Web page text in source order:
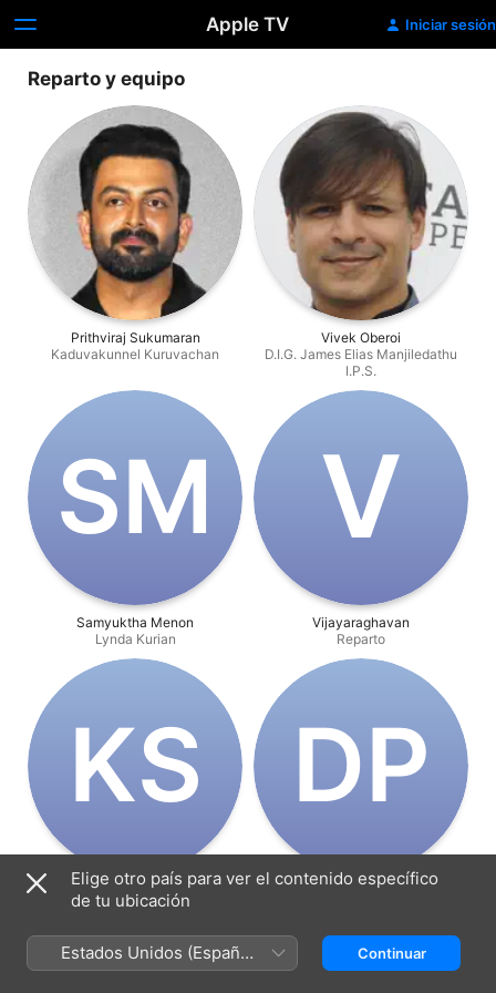
Apple TV Iniciar sesión
Reparto y equipo
Prithviraj Sukumaran
Kaduvakunnel Kuruvachan
Vivek Oberoi
D.I.G. James Elias Manjiledathu
I.P.S.
S‌M
Samyuktha Menon
Lynda Kurian
V
Vijayaraghavan
Reparto
K‌S
Kalabhavan Shajohn
Reparto
D‌P
Dileesh Pothan
Elige otro país para ver el contenido específico
de tu ubicación
Estados Unidos (Español
México)
Continuar